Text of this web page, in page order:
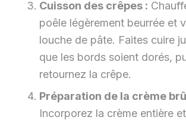
Cuisson des crêpes :
poêle légèrement beurrée et
louche de pâte. Faites cuire
que les bords soient dorés,
retournez la crêpe.
Préparation de la crème
Incorporez la crème entière